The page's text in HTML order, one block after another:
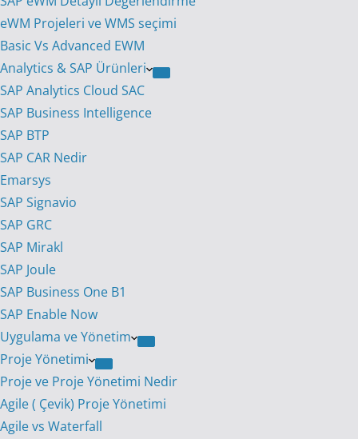
eWM Projeleri ve WMS seçimi
Basic Vs Advanced EWM
Analytics & SAP Ürünleri
SAP Analytics Cloud SAC
SAP Business Intelligence
SAP BTP
SAP CAR Nedir
Emarsys
SAP Signavio
SAP GRC
SAP Mirakl
SAP Joule
SAP Business One B1
SAP Enable Now
Uygulama ve Yönetim
Proje Yönetimi
Proje ve Proje Yönetimi Nedir
Agile ( Çevik) Proje Yönetimi
Agile vs Waterfall